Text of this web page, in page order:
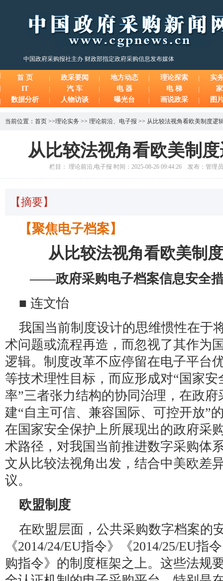
中国政府采购报社主办 财政部指定政府采购信息发布媒体
首 页 政采要闻 地方动态 理论探索
实
IT
汽 车 电 器 电 梯
数据分析
人物访谈 曝光台 画说政采 图
当前位置： 首页 >>理论实务 >> 理论前沿、 电子报 >> 从比较法视角看欧美制度逻
从比较法视角看欧美制
栏目： 理论前沿,电子报 时间：2025-08-26 09:44:26 发布：管理
【摘要】
【聚焦电子档案】
从比较法视角看欧美制
——政府采购电子档案信息安全
■ 连文怡
我国当前制度设计的思维惯性在于
术问题或流程再造，而忽视了其作为
逻辑。制度改革不应停留在电子平台
等技术理性目标，而应形成对“国家
率”三者张力结构的协同治理，在政
建“自主可信、兼容国际、可控开放”
在国家安全保护上所展现出的政府采
术路径，对我国当前推进数字采购体
文从比较法视角出发，结合中美欧差
议。
欧盟制度
在欧盟层面，公共采购数字档案的
《2014/24/EU指令》《2014/25/EU指
购指令》的制度框架之上。这些法规